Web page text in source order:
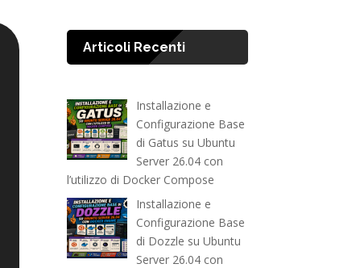
Articoli Recenti
Installazione e
Configurazione Base
di Gatus su Ubuntu
Server 26.04 con
l’utilizzo di Docker Compose
Installazione e
Configurazione Base
di Dozzle su Ubuntu
Server 26.04 con